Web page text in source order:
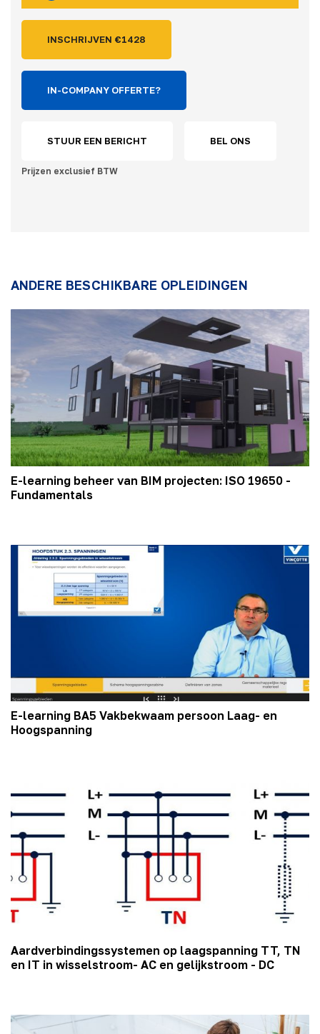
INSCHRIJVEN €1428
IN-COMPANY OFFERTE?
STUUR EEN BERICHT BEL ONS
Prijzen exclusief BTW
ANDERE BESCHIKBARE OPLEIDINGEN
E-learning beheer van BIM projecten: ISO 19650 -
Fundamentals
E-learning BA5 Vakbekwaam persoon Laag- en
Hoogspanning
Aardverbindingssystemen op laagspanning TT, TN
en IT in wisselstroom- AC en gelijkstroom - DC